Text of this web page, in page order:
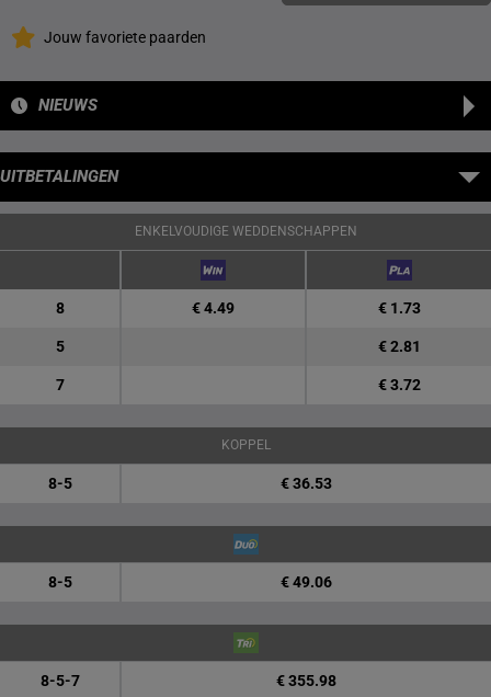
Jouw favoriete paarden
NIEUWS
UITBETALINGEN
ENKELVOUDIGE WEDDENSCHAPPEN
8 € 4.49 € 1.73
5 € 2.81
7 € 3.72
KOPPEL
8-5 € 36.53
8-5 € 49.06
8-5-7 € 355.98